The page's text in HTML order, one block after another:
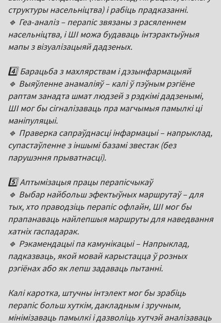
структуры насельніцтва) і рабіць прадказанні.
🔹 Геа-аналіз – перапіс звязаны з расяленнем
насельніцтва, і ШІ можа будаваць інтэрактыўныя
мапы з візуалізацыяй дадзеных.
4️⃣ Барацьба з махлярствам і дэзынфармацыяй
🔹 Выяўленне анамаліяў – калі ў пэўным рэгіёне
раптам занадта шмат людзей з рэдкімі дадзенымі,
ШІ мог бы сігналізаваць пра магчымыя памылкі ці
маніпуляцыі.
🔹 Праверка сапраўднасці інфармацыі – напрыклад,
супастаўленне з іншымі базамі звестак (без
парушэння прыватнасці).
5️⃣ Аптымізацыя працы перапісчыкаў
🔹 Выбар найбольш эфектыўных маршрутаў – для
тых, хто праводзіць перапіс офлайн, ШІ мог бы
прапанаваць найлепшыя маршруты для наведвання
хатніх гаспадарак.
🔹 Рэкамендацыі па камунікацыі – Напрыклад,
падказваць, якой мовай карыстацца ў розных
рэгіёнах або як лепш задаваць пытанні.
Калі каротка, штучны інтэлект мог бы зрабіць
перапіс больш хуткім, дакладным і зручным,
мінімізаваць памылкі і дазволіць хутчэй аналізаваць